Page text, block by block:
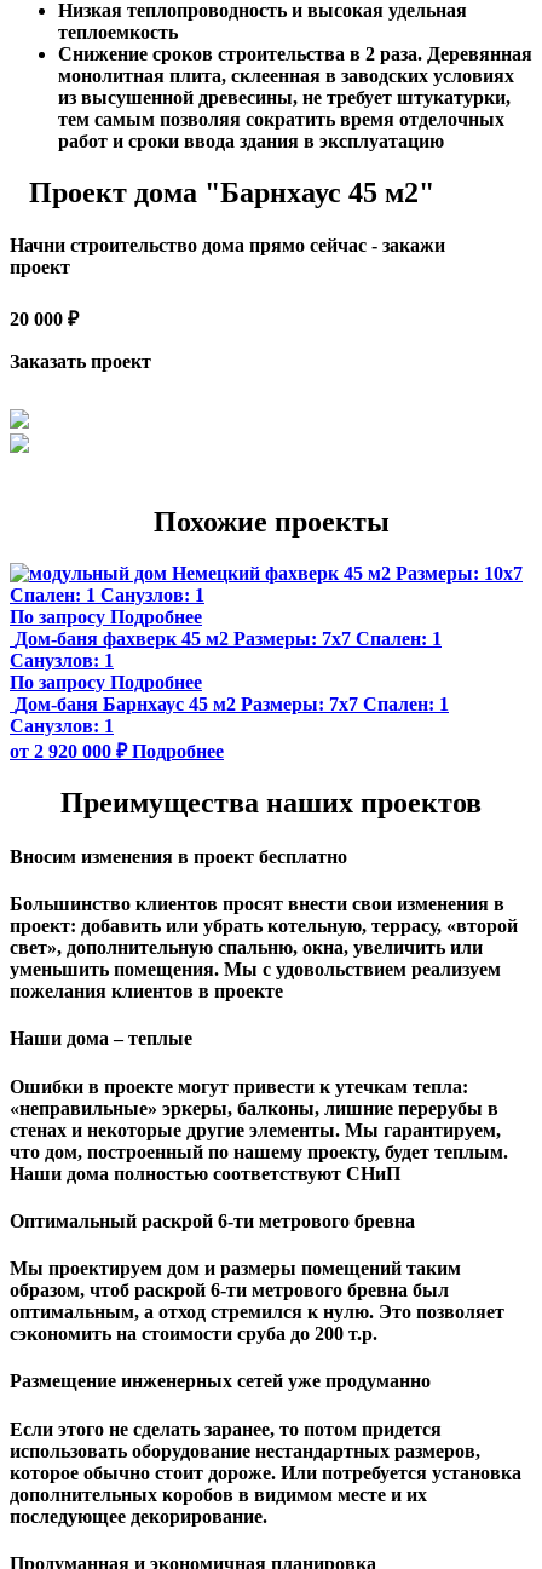
Низкая теплопроводность и высокая удельная
теплоемкость
Снижение сроков строительства в 2 раза. Деревянная
монолитная плита, склеенная в заводских условиях
из высушенной древесины, не требует штукатурки,
тем самым позволяя сократить время отделочных
работ и сроки ввода здания в эксплуатацию
Проект дома "Барнхаус 45 м2"
Начни строительство дома прямо сейчас - закажи
проект
20 000 ₽
Заказать проект
Похожие проекты
Немецкий фахверк 45 м2 Размеры: 10х7
Спален: 1 Санузлов: 1
По запросу Подробнее
Дом-баня фахверк 45 м2 Размеры: 7x7 Спален: 1
Санузлов: 1
По запросу Подробнее
Дом-баня Барнхаус 45 м2 Размеры: 7x7 Спален: 1
Санузлов: 1
от 2 920 000 ₽ Подробнее
Преимущества наших проектов
Вносим изменения в проект бесплатно
Большинство клиентов просят внести свои изменения в
проект: добавить или убрать котельную, террасу, «второй
свет», дополнительную спальню, окна, увеличить или
уменьшить помещения. Мы с удовольствием реализуем
пожелания клиентов в проекте
Наши дома – теплые
Ошибки в проекте могут привести к утечкам тепла:
«неправильные» эркеры, балконы, лишние перерубы в
стенах и некоторые другие элементы. Мы гарантируем,
чтo дом, построенный по нашему проекту, будет теплым.
Наши дома полностью соответствуют СНиП
Оптимальный раскрой 6-ти метрового бревна
Мы проектируем дом и размеры помещений таким
образом, чтоб раскрой 6-ти метрового бревна был
оптимальным, а отход стремился к нулю. Это позволяет
сэкономить на стоимости сруба до 200 т.р.
Размещение инженерных сетей уже продуманно
Если этого не сделать заранее, то потом придется
использовать оборудование нестандартных размеров,
которое обычно стоит дороже. Или потребуется установка
дополнительных коробов в видимом месте и их
последующее декорирование.
Продуманная и экономичная планировка